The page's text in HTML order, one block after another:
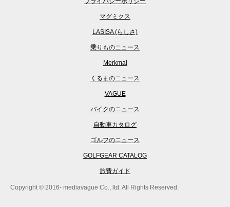
マグミクス
LASISA (らしさ)
乗りものニュース
Merkmal
くるまのニュース
VAGUE
バイクのニュース
自動車カタログ
ゴルフのニュース
GOLFGEAR CATALOG
旅費ガイド
Copyright © 2016- mediavague Co., ltd. All Rights Reserved.